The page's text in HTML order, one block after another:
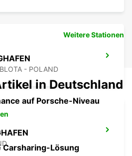
- POLAND
Weitere Stationen
in Deutschland
auf Porsche-Niveau
Lösung